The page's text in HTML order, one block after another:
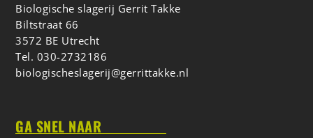
Biologische slagerij Gerrit Takke
Biltstraat 66
3572 BE Utrecht
Tel. 030-2732186
biologischeslagerij@gerrittakke.nl
GA SNEL NAAR